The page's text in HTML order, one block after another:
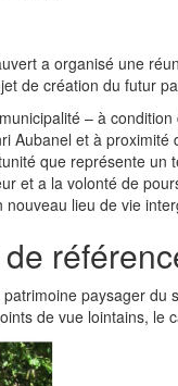
a organisé une
de création du futur
– à
Aubanel et à proximité
que représente
et a la volonté de
nouveau lieu de vie
paysager du
de vue lointains, le